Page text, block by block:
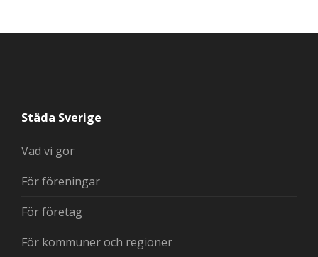
Städa Sverige
Vad vi gör
För föreningar
För företag
För kommuner och regioner